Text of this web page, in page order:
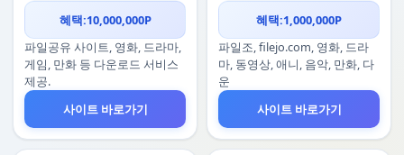
혜택:10,000,000P
파일공유 사이트, 영화, 드라마,
게임, 만화 등 다운로드 서비스
제공.
사이트 바로가기
혜택:1,000,000P
파일조, filejo.com, 영화, 드라
마, 동영상, 애니, 음악, 만화, 다
운
사이트 바로가기